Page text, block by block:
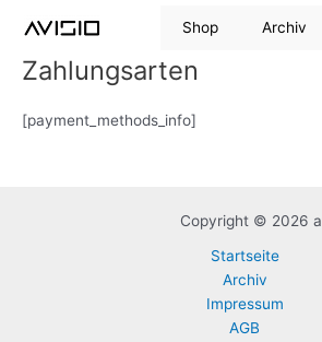
Inhalt
springen
Shop Archiv
Zahlungsarten
[payment_methods_info]
Copyright © 2026
Startseite
Archiv
Impressum
AGB